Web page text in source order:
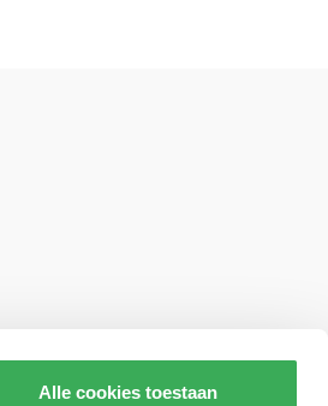
Alle cookies toestaan